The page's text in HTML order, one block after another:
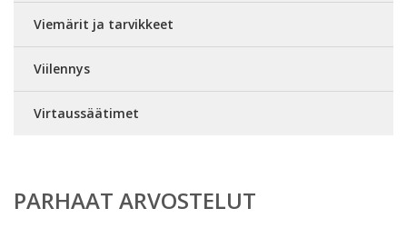
Viemärit ja tarvikkeet
Viilennys
Virtaussäätimet
PARHAAT ARVOSTELUT